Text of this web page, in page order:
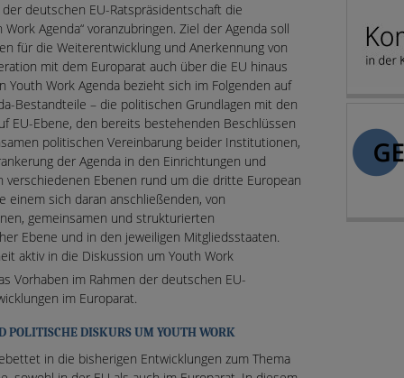
der deutschen EU-Ratspräsidentschaft die
Agenda“ voranzubringen. Ziel der Agenda soll
für die Weiterentwicklung und Anerkennung von
mit dem Europarat auch über die EU hinaus
Youth Work Agenda bezieht sich im Folgenden auf
Bestandteile – die politischen Grundlagen mit den
EU-Ebene, den bereits bestehenden Beschlüssen
politischen Vereinbarung beider Institutionen,
der Agenda in den Einrichtungen und
verschiedenen Ebenen rund um die dritte European
einem sich daran anschließenden, von
gemeinsamen und strukturierten
Ebene und in den jeweiligen Mitgliedsstaaten.
aktiv in die Diskussion um Youth Work
Vorhaben im Rahmen der deutschen EU-
im Europarat.
POLITISCHE DISKURS UM YOUTH WORK
in die bisherigen Entwicklungen zum Thema